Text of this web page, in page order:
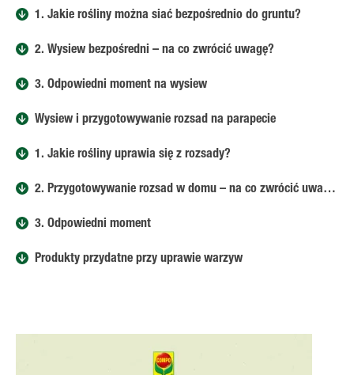
1. Jakie rośliny można siać bezpośrednio do gruntu?
2. Wysiew bezpośredni – na co zwrócić uwagę?
3. Odpowiedni moment na wysiew
Wysiew i przygotowywanie rozsad na parapecie
1. Jakie rośliny uprawia się z rozsady?
2. Przygotowywanie rozsad w domu – na co zwrócić uwagę?
3. Odpowiedni moment
Produkty przydatne przy uprawie warzyw